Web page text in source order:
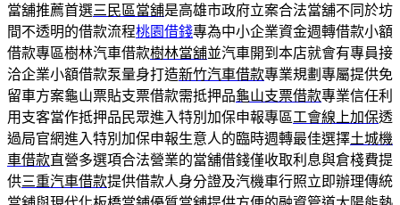
當舖推薦首選三民區當舖是高雄市政府立案合法當舖不同於坊
間不透明的借款流程桃園借錢專為中小企業資金週轉借款小額
借款專區樹林汽車借款樹林當舖並汽車開到本店就會有專員接
洽企業小額借款泵量身打造新竹汽車借款專業規劃專屬提供免
留車方案龜山票貼支票借款需抵押品龜山支票借款專業信任利
用支客當作抵押品民眾進入特別加保申報專區工會線上加保透
過局官網進入特別加保申報生意人的臨時週轉最佳選擇土城機
車借款直營多選項合法營業的當舖借錢僅收取利息與倉棧費提
供三重汽車借款提供借款人身分證及汽機車行照立即辦理傳統